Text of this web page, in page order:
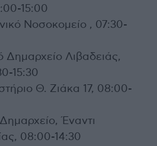
15:00
Νοσοκομείο , 07:30-
Δημαρχείο Λιβαδειάς,
15:30
Θ. Ζιάκα 17, 08:00-
Έναντι
08:00-14:30